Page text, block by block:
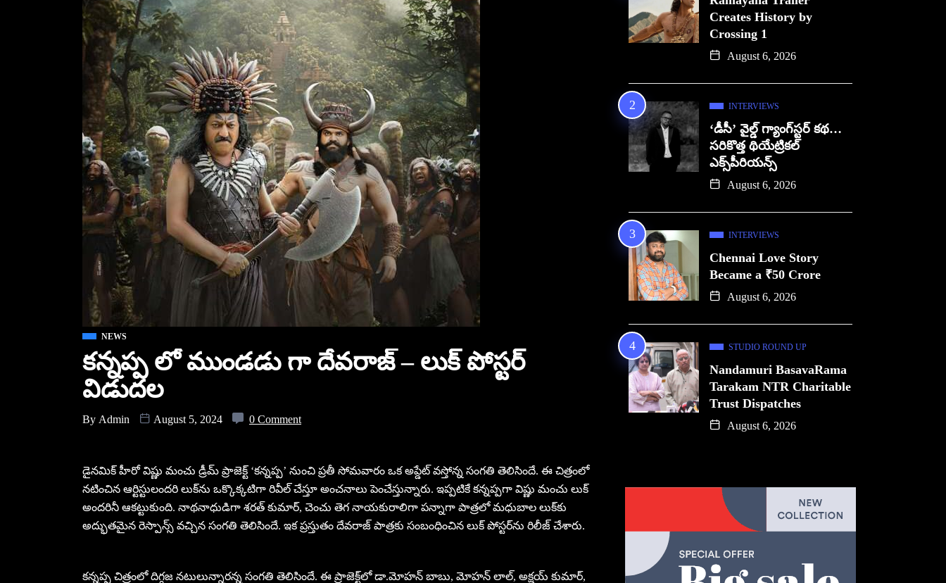
NEWS
కన్నప్ప లో ముండడు గా దేవరాజ్ – లుక్ పోస్టర్‌
విడుదల
By Admin August 5, 2024 0 Comment
డైనమిక్ హీరో విష్ణు మంచు డ్రీమ్ ప్రాజెక్ట్ ‘కన్నప్ప’ నుంచి ప్రతీ సోమవారం ఒక అప్డేట్ వస్తోన్న సంగతి తెలిసిందే. ఈ చిత్రంలో
నటించిన ఆర్టిస్టులందరి లుక్‌ను ఒక్కొక్కటిగా రివీల్ చేస్తూ అంచనాలు పెంచేస్తున్నారు. ఇప్పటికే కన్నప్పగా విష్ణు మంచు లుక్
అందరినీ ఆకట్టుకుంది. నాథనాధుడిగా శరత్ కుమార్, చెంచు తెగ నాయకురాలిగా పన్నాగా పాత్రలో మధుబాల లుక్‌కు
అద్భుతమైన రెస్పాన్స్ వచ్చిన సంగతి తెలిసిందే. ఇక ప్రస్తుతం దేవరాజ్ పాత్రకు సంబంధించిన లుక్ పోస్టర్‌ను రిలీజ్ చేశారు.
కన్నప్ప చిత్రంలో దిగ్గజ నటులున్నారన్న సంగతి తెలిసిందే. ఈ ప్రాజెక్ట్‌లో డా.మోహన్ బాబు, మోహన్ లాల్, అక్షయ్ కుమార్,
Creates History by
Crossing 1
August 6, 2026
INTERVIEWS
‘డీసీ’ వైల్డ్ గ్యాంగ్‌స్టర్ కథ…
సరికొత్త థియేట్రికల్
ఎక్స్‌పీరియన్స్
August 6, 2026
INTERVIEWS
Chennai Love Story
Became a ₹50 Crore
August 6, 2026
STUDIO ROUND UP
Nandamuri BasavaRama
Tarakam NTR Charitable
Trust Dispatches
August 6, 2026